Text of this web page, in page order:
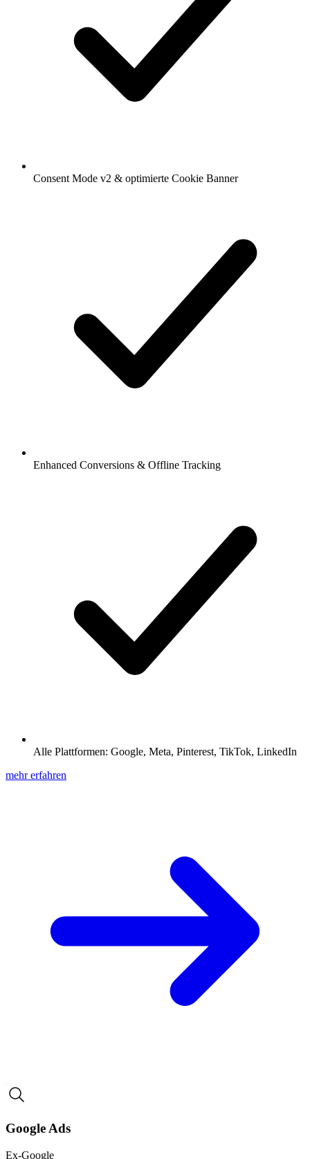
Consent Mode v2 & optimierte Cookie Banner
Enhanced Conversions & Offline Tracking
Alle Plattformen: Google, Meta, Pinterest, TikTok, LinkedIn
mehr erfahren
Google Ads
Ex-Google